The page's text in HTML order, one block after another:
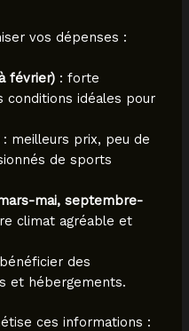
vos dépenses :
février) : forte
conditions idéales pour
: meilleurs prix, peu de
de sports
mai, septembre-
climat agréable et
des
et hébergements.
ces informations :